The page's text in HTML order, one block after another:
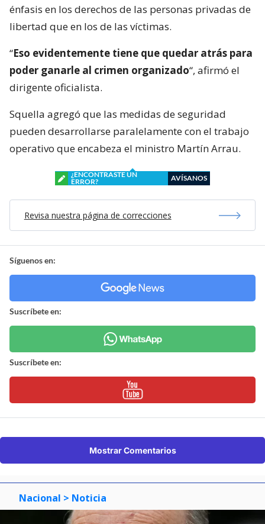
énfasis en los derechos de las personas privadas de
libertad que en los de las víctimas.
“Eso evidentemente tiene que quedar atrás para
poder ganarle al crimen organizado“, afirmó el
dirigente oficialista.
Squella agregó que las medidas de seguridad
pueden desarrollarse paralelamente con el trabajo
operativo que encabeza el ministro Martín Arrau.
¿ENCONTRASTE UN
ERROR?
AVÍSANOS
Revisa nuestra página de correcciones
Síguenos en:
Suscríbete en:
Suscríbete en:
Mostrar Comentarios
Nacional > Noticia